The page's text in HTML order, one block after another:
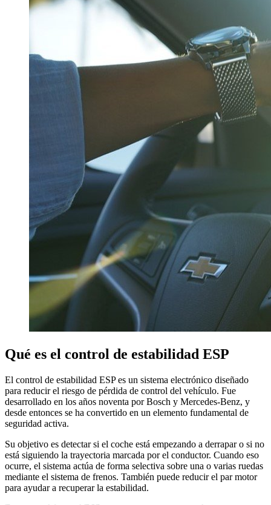
Qué es el control de estabilidad ESP
El control de estabilidad ESP es un sistema electrónico diseñado
para reducir el riesgo de pérdida de control del vehículo. Fue
desarrollado en los años noventa por Bosch y Mercedes-Benz, y
desde entonces se ha convertido en un elemento fundamental de
seguridad activa.
Su objetivo es detectar si el coche está empezando a derrapar o si no
está siguiendo la trayectoria marcada por el conductor. Cuando eso
ocurre, el sistema actúa de forma selectiva sobre una o varias ruedas
mediante el sistema de frenos. También puede reducir el par motor
para ayudar a recuperar la estabilidad.